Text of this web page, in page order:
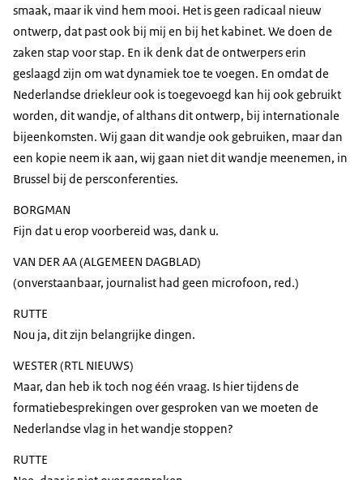
smaak, maar ik vind hem mooi. Het is geen radicaal nieuw
ontwerp, dat past ook bij mij en bij het kabinet. We doen de
zaken stap voor stap. En ik denk dat de ontwerpers erin
geslaagd zijn om wat dynamiek toe te voegen. En omdat de
Nederlandse driekleur ook is toegevoegd kan hij ook gebruikt
worden, dit wandje, of althans dit ontwerp, bij internationale
bijeenkomsten. Wij gaan dit wandje ook gebruiken, maar dan
een kopie neem ik aan, wij gaan niet dit wandje meenemen, in
Brussel bij de persconferenties.
BORGMAN
Fijn dat u erop voorbereid was, dank u.
VAN DER AA (ALGEMEEN DAGBLAD)
(onverstaanbaar, journalist had geen microfoon, red.)
RUTTE
Nou ja, dit zijn belangrijke dingen.
WESTER (RTL NIEUWS)
Maar, dan heb ik toch nog één vraag. Is hier tijdens de
formatiebesprekingen over gesproken van we moeten de
Nederlandse vlag in het wandje stoppen?
RUTTE